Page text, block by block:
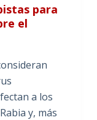
para
el
a los
y, más